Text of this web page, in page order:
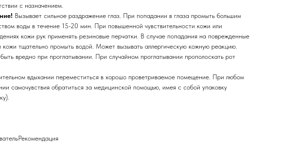
с назначением.
Вызывает сильное раздражение глаз. При попадании в глаза промыть большим
воды в течение 15-20 мин. При повышенной чувствительности кожи или
кожи рук применять резиновые перчатки. В случае попадания на поврежденные
кожи тщательно промыть водой. Может вызывать аллергическую кожную реакцию.
вредно при проглатывании. При случайном проглатывании прополоскать рот
вдыхании переместиться в хорошо проветриваемое помещение. При любом
самочувствия обратиться за медицинской помощью, имея с собой упаковку